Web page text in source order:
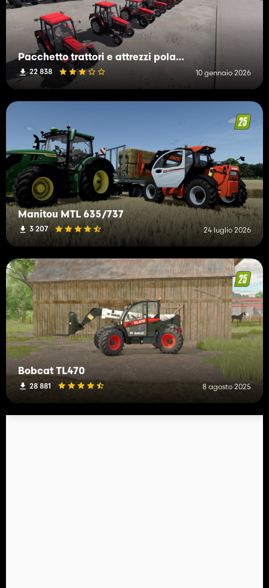
Pacchetto trattori e attrezzi polacchi
22 838 10 gennaio 2026
Manitou MTL 635/737
3 207 24 luglio 2026
Bobcat TL470
28 881 8 agosto 2025